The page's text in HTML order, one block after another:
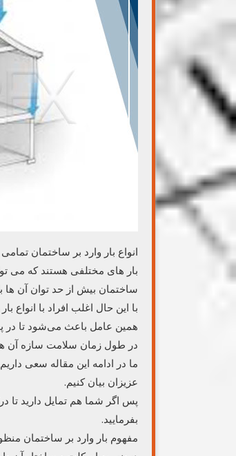
انواع بار وارد بر ساختمان
بار های مختلفی هستند که می
ساختمان بیش از حد توان آن
با این حال اغلب افراد با انواع
همین عامل باعث می‌شود تا در
در طول زمان سلامت سازه آن
ما در ادامه این مقاله سعی
عزیزان بیان کنیم.
پس اگر شما هم تمایل دارید تا
بفرمایید.
مفهوم بار وارد بر ساختمان